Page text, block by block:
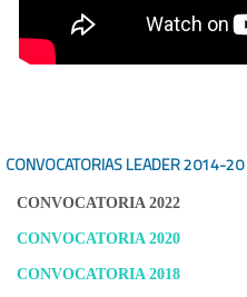
CONVOCATORIAS LEADER2014-20
CONVOCATORIA 2022
CONVOCATORIA 2020
CONVOCATORIA 2018